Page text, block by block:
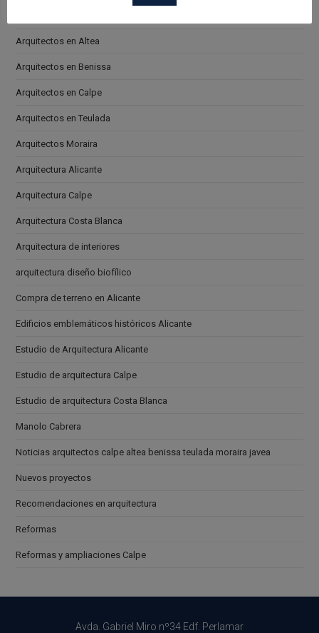
Arquitectos en Altea
Arquitectos en Benissa
Arquitectos en Calpe
Arquitectos en Teulada
Arquitectos Moraira
Arquitectura Alicante
Arquitectura Calpe
Arquitectura Costa Blanca
Arquitectura de interiores
arquitectura diseño biofílico
Compra de terreno en Alicante
Edificios emblemáticos históricos Alicante
Estudio de Arquitectura Alicante
Estudio de arquitectura Calpe
Estudio de arquitectura Costa Blanca
Manolo Cabrera
Noticias arquitectos calpe altea benissa teulada moraira javea
Nuevos proyectos
Recomendaciones en arquitectura
Reformas
Reformas y ampliaciones Calpe
Avda. Gabriel Miro nº34 Edf. Perlamar